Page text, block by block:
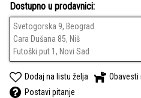
Dostupno u prodavnici:
Svetogorska 9, Beograd
Cara Dušana 85, Niš
Futoški put 1, Novi Sad
Dodaj na listu želja
Obavesti
Postavi pitanje